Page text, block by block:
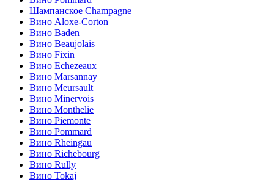
Шампанское Champagne
Вино Aloxe-Corton
Вино Baden
Вино Beaujolais
Вино Fixin
Вино Echezeaux
Вино Marsannay
Вино Meursault
Вино Minervois
Вино Monthelie
Вино Piemonte
Вино Pommard
Вино Rheingau
Вино Richebourg
Вино Rully
Вино Tokaj